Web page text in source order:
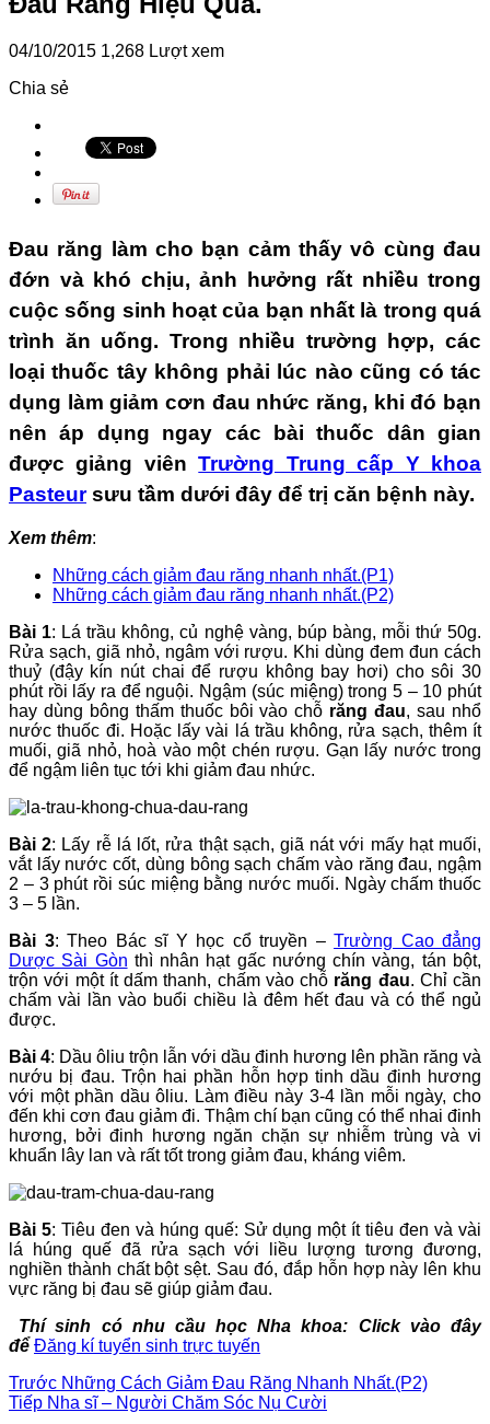
04/10/2015 1,268 Lượt xem
Chia sẻ
Đau răng làm cho bạn cảm thấy vô cùng đau
đớn và khó chịu, ảnh hưởng rất nhiều trong
cuộc sống sinh hoạt của bạn nhất là trong quá
trình ăn uống. Trong nhiều trường hợp, các
loại thuốc tây không phải lúc nào cũng có tác
dụng làm giảm cơn đau nhức răng, khi đó bạn
nên áp dụng ngay các bài thuốc dân gian
được giảng viênTrường Trung cấp Y khoa
Pasteursưu tầm dưới đây để trị căn bệnh này.
Xem thêm:
Những cách giảm đau răng nhanh nhất.(P1)
Những cách giảm đau răng nhanh nhất.(P2)
Bài 1: Lá trầu không, củ nghệ vàng, búp bàng, mỗi thứ 50g.
Rửa sạch, giã nhỏ, ngâm với rượu. Khi dùng đem đun cách
thuỷ (đậy kín nút chai để rượu không bay hơi) cho sôi 30
phút rồi lấy ra để nguội. Ngậm (súc miệng) trong 5 – 10 phút
hay dùng bông thấm thuốc bôi vào chỗ răng đau, sau nhổ
nước thuốc đi. Hoặc lấy vài lá trầu không, rửa sạch, thêm ít
muối, giã nhỏ, hoà vào một chén rượu. Gạn lấy nước trong
để ngậm liên tục tới khi giảm đau nhức.
Bài 2: Lấy rễ lá lốt, rửa thật sạch, giã nát với mấy hạt muối,
vắt lấy nước cốt, dùng bông sạch chấm vào răng đau, ngậm
2 – 3 phút rồi súc miệng bằng nước muối. Ngày chấm thuốc
3 – 5 lần.
Bài 3: Theo Bác sĩ Y học cổ truyền – Trường Cao đẳng
Dược Sài Gòn thì nhân hạt gấc nướng chín vàng, tán bột,
trộn với một ít dấm thanh, chấm vào chỗ răng đau. Chỉ cần
chấm vài lần vào buổi chiều là đêm hết đau và có thể ngủ
được.
Bài 4: Dầu ôliu trộn lẫn với dầu đinh hương lên phần răng và
nướu bị đau. Trộn hai phần hỗn hợp tinh dầu đinh hương
với một phần dầu ôliu. Làm điều này 3-4 lần mỗi ngày, cho
đến khi cơn đau giảm đi. Thậm chí bạn cũng có thể nhai đinh
hương, bởi đinh hương ngăn chặn sự nhiễm trùng và vi
khuẩn lây lan và rất tốt trong giảm đau, kháng viêm.
Bài 5: Tiêu đen và húng quế: Sử dụng một ít tiêu đen và vài
lá húng quế đã rửa sạch với liều lượng tương đương,
nghiền thành chất bột sệt. Sau đó, đắp hỗn hợp này lên khu
vực răng bị đau sẽ giúp giảm đau.
Thí sinh có nhu cầu học Nha khoa: Click vào đây
để Đăng kí tuyển sinh trực tuyến
Trước Những Cách Giảm Đau Răng Nhanh Nhất.(P2)
Tiếp Nha sĩ – Người Chăm Sóc Nụ Cười